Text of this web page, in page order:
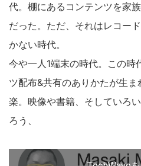
代。棚にあるコンテンツを家
だった。ただ、それはレコー
かない時代。
今や一人1端末の時代。この時
ツ配布&共有のありかたが生
楽。映像や書籍、そしていろ
ろう、